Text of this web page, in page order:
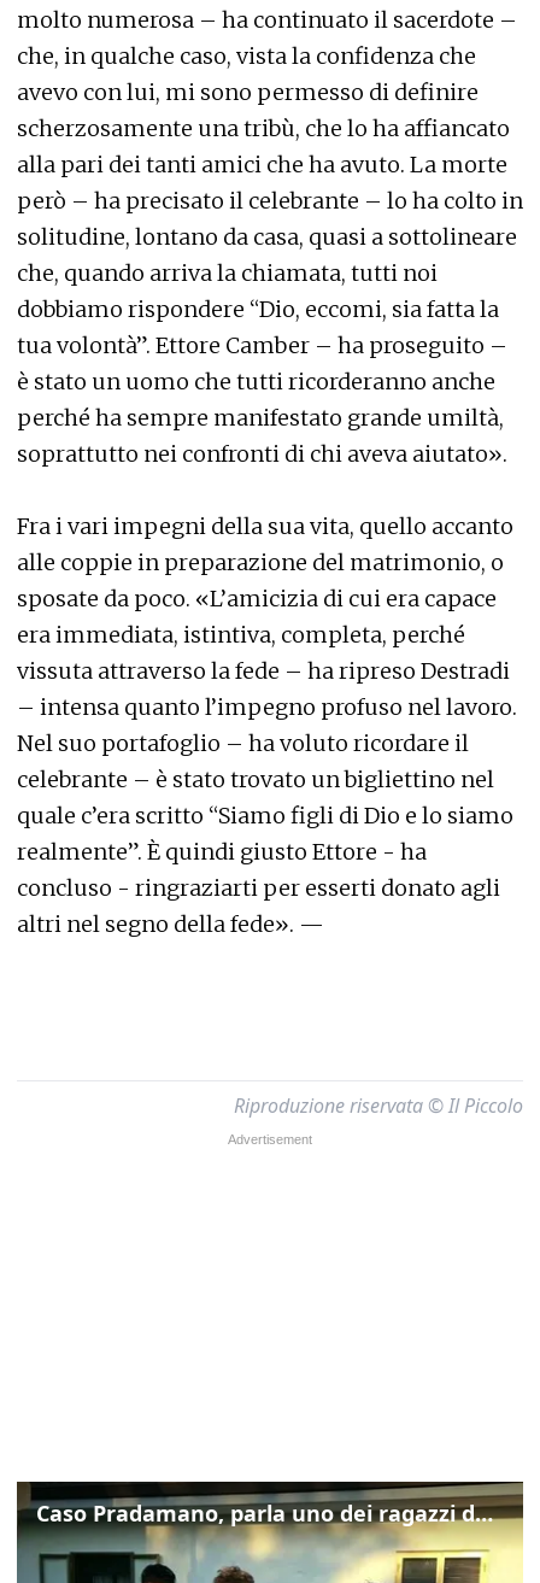
molto numerosa – ha continuato il sacerdote –
che, in qualche caso, vista la confidenza che
avevo con lui, mi sono permesso di definire
scherzosamente una tribù, che lo ha affiancato
alla pari dei tanti amici che ha avuto. La morte
però – ha precisato il celebrante – lo ha colto in
solitudine, lontano da casa, quasi a sottolineare
che, quando arriva la chiamata, tutti noi
dobbiamo rispondere “Dio, eccomi, sia fatta la
tua volontà”. Ettore Camber – ha proseguito –
è stato un uomo che tutti ricorderanno anche
perché ha sempre manifestato grande umiltà,
soprattutto nei confronti di chi aveva aiutato».
Fra i vari impegni della sua vita, quello accanto
alle coppie in preparazione del matrimonio, o
sposate da poco. «L’amicizia di cui era capace
era immediata, istintiva, completa, perché
vissuta attraverso la fede – ha ripreso Destradi
– intensa quanto l’impegno profuso nel lavoro.
Nel suo portafoglio – ha voluto ricordare il
celebrante – è stato trovato un bigliettino nel
quale c’era scritto “Siamo figli di Dio e lo siamo
realmente”. È quindi giusto Ettore - ha
concluso - ringraziarti per esserti donato agli
altri nel segno della fede». —
Riproduzione riservata © Il Piccolo
Caso Pradamano, parla uno dei ragazzi denunciati per la limonata: "Volevo anche aiutare i miei"